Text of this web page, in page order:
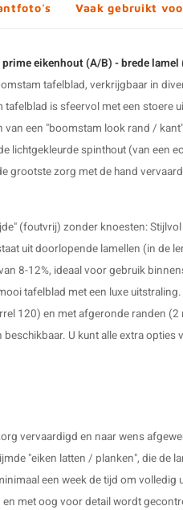
Vaak gebruikt
eikenhout (A/B) - brede
tafelblad, verkrijgbaar in
tafelblad is sfeervol met een stoere
een "boomstam look rand /
lichtgekleurde spinthout (van een
grootste zorg met de hand
(foutvrij) zonder knoesten:
uit doorlopende lamellen (in de
8-12%, ideaal voor gebruik
tafelblad met een luxe
120) en met afgeronde randen (2
U kunt alle extra opties
vervaardigd en naar wens
"eiken latten / planken", die de
een week de tijd om volledig
met oog voor detail wordt